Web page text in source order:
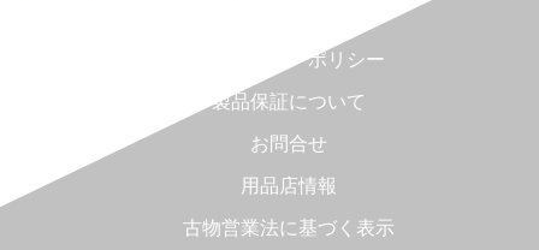
プライバシーポリシー
製品保証について
お問合せ
用品店情報
古物営業法に基づく表示